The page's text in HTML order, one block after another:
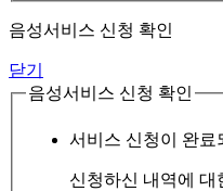
음성서비스 신청 확인
닫기
음성서비스 신청 확인
서비스 신청이 완료
신청하신 내역에 대